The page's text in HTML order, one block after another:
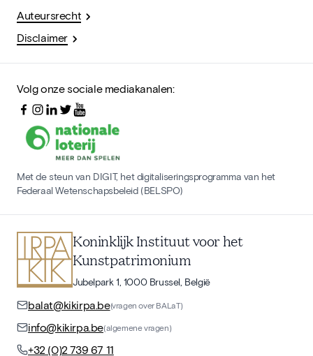
Auteursrecht
Disclaimer
Volg onze sociale mediakanalen:
Met de steun van DIGIT, het digitaliseringsprogramma van het
Federaal Wetenschapsbeleid (BELSPO)
Koninklijk Instituut voor het
Kunstpatrimonium
Jubelpark 1, 1000 Brussel, België
balat@kikirpa.be(vragen over BALaT)
info@kikirpa.be(algemene vragen)
+32 (0)2 739 67 11